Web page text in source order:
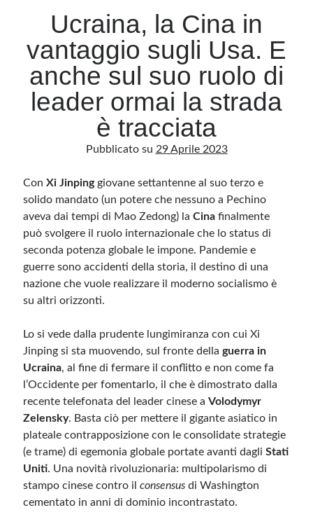
Archivio
Questo blog non rappresenta una testata giornalistica, in quanto viene aggiornato
senza alcuna periodicità. Non può pertanto considerarsi un prodotto editoriale ai
sensi della legge n· 62 del 7.03.2001. L’autore non è responsabile di quanto
pubblicato dai lettori nei commenti ai vari post. Saranno comunque cancellati quelli
ritenuti offensivi o lesivi dell’immagine o dell’onorabilità di terzi, di genere spam,
razzisti o che contengano dati personali non conformi al rispetto delle norme sulla
privacy. Alcune immagini inserite in questo blog sono tratte da Internet e, pertanto,
considerate di pubblico dominio. Qualora la loro pubblicazione violasse eventuali
diritti d’autore, vi invito a comunicarlo via e-mail a info[at]dinovalle.it e saranno
immediatamente rimosse. L’autore del blog non è responsabile dei siti collegati
Meta
Accedi
Feed dei contenuti
Feed dei commenti
WordPress.org
Ucraina, la Cina in
vantaggio sugli Usa. E
anche sul suo ruolo di
leader ormai la strada
è tracciata
Pubblicato su 29 Aprile 2023
ConXi Jinpinggiovane settantenne al suo terzo e
solido mandato (un potere che nessuno a Pechino
aveva dai tempi di Mao Zedong) laCina finalmente
può svolgere il ruolo internazionale che lo status di
seconda potenza globale le impone. Pandemie e
guerre sono accidenti della storia, il destino di una
nazione che vuole realizzare il moderno socialismo è
su altri orizzonti.
Lo si vede dalla prudente lungimiranza con cui Xi
Jinping si sta muovendo, sul fronte dellaguerra in
Ucraina, al fine di fermare il conflitto e non come fa
l’Occidente per fomentarlo, il che è dimostrato dalla
recente telefonata del leader cinese aVolodymyr
Zelensky. Basta ciò per mettere il gigante asiatico in
plateale contrapposizione con le consolidate strategie
(e trame) di egemonia globale portate avanti dagliStati
Uniti. Una novità rivoluzionaria: multipolarismo di
stampo cinese contro ilconsensus di Washington
cementato in anni di dominio incontrastato.